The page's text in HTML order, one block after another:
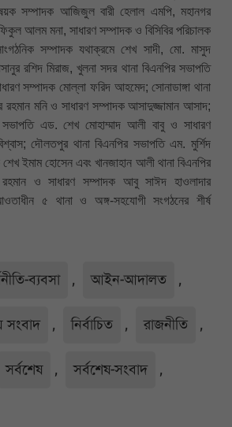
সম্পাদক আজিজুল বারী হেলাল এমপি, মহানগর
আলম মনা, সাধারণ সম্পাদক ও বিসিবির পরিচালক
সম্পাদক যথাক্রমে শেখ সাদী, মো. মাসুদ
রশিদ মিরাজ, খুলনা সদর থানা বিএনপির সভাপতি
সম্পাদক মোল্লা ফরিদ আহমেদ; সোনাডাঙ্গা থানা
রহমান মনি ও সাধারণ সম্পাদক আসাদুজ্জামান আসাদ;
সভাপতি এড. শেখ মোহাম্মাদ আলী বাবু ও সাধারণ
দৌলতপুর থানা বিএনপির সভাপতি এম. মুর্শিদ
ইমাম হোসেন এবং খানজাহান আলী থানা বিএনপির
ও সাধারণ সম্পাদক আবু সাঈদ হাওলাদার
৫ থানা ও অঙ্গ-সহযোগী সংগঠনের শীর্ষ
ব্যবসা , আইন-আদালত ,
সংবাদ , নির্বাচিত , রাজনীতি ,
সর্বশেষ , সর্বশেষ-সংবাদ ,